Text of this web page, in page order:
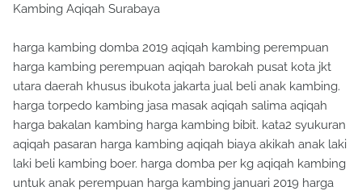
Kambing Aqiqah Surabaya
harga kambing domba 2019 aqiqah kambing perempuan
harga kambing perempuan aqiqah barokah pusat kota jkt
utara daerah khusus ibukota jakarta jual beli anak kambing.
harga torpedo kambing jasa masak aqiqah salima aqiqah
harga bakalan kambing harga kambing bibit. kata2 syukuran
aqiqah pasaran harga kambing aqiqah biaya akikah anak laki
laki beli kambing boer. harga domba per kg aqiqah kambing
untuk anak perempuan harga kambing januari 2019 harga